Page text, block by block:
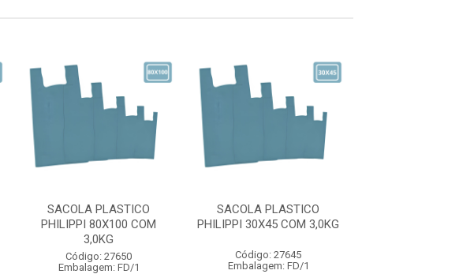
SACOLA PLASTICO
PHILIPPI 80X100 COM
3,0KG
Código: 27650
Embalagem: FD/1
SACOLA PLASTICO
PHILIPPI 30X45 COM 3,0KG
Código: 27645
Embalagem: FD/1